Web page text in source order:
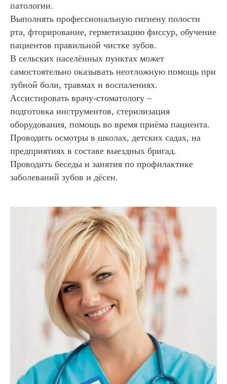
патологии.
Выполнять профессиональную гигиену полости
рта, фторирование, герметизацию фиссур, обучение
пациентов правильной чистке зубов.
В сельских населённых пунктах может
самостоятельно оказывать неотложную помощь при
зубной боли, травмах и воспалениях.
Ассистировать врачу-стоматологу –
подготовка инструментов, стерилизация
оборудования, помощь во время приёма пациента.
Проводить осмотры в школах, детских садах, на
предприятиях в составе выездных бригад.
Проводить беседы и занятия по профилактике
заболеваний зубов и дёсен.